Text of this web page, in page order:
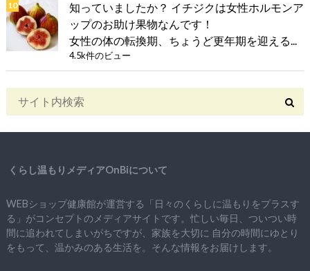
知っていましたか？ イチジクは女性ホルモンア
ップのお助け果物なんです！
女性の体の転換期、ちょうど更年期を迎える...
4.5k件のビュー
くらし温もりメディアOnBiについて
WEBショップ健康館が運営する「日々のくらしに温もりをプラスす
る」がコンセプトのメディアサイトです。忙しい毎日、ついつい時
間に追われてしまいがちですが、 家族を大切に 自分の時間にゆとり
をもって、 温かみのある生活を。そんな情報をお届けします。